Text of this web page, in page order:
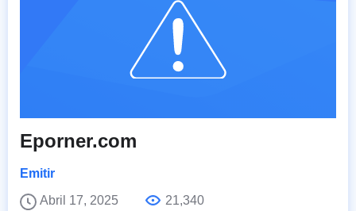
Eporner.com
Emitir
Abril 17, 2025
21,340